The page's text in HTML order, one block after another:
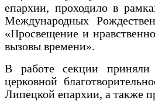
епархии, проходило в
Международных
«Просвещение и
вызовы времени».
В работе секции
церковной
Липецкой епархии, а также